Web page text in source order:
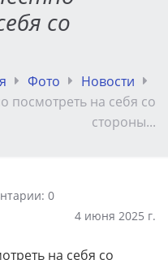
со
Фото
Новости
посмотреть на себя со
стороны...
0
4 июня 2025 г.
на себя со